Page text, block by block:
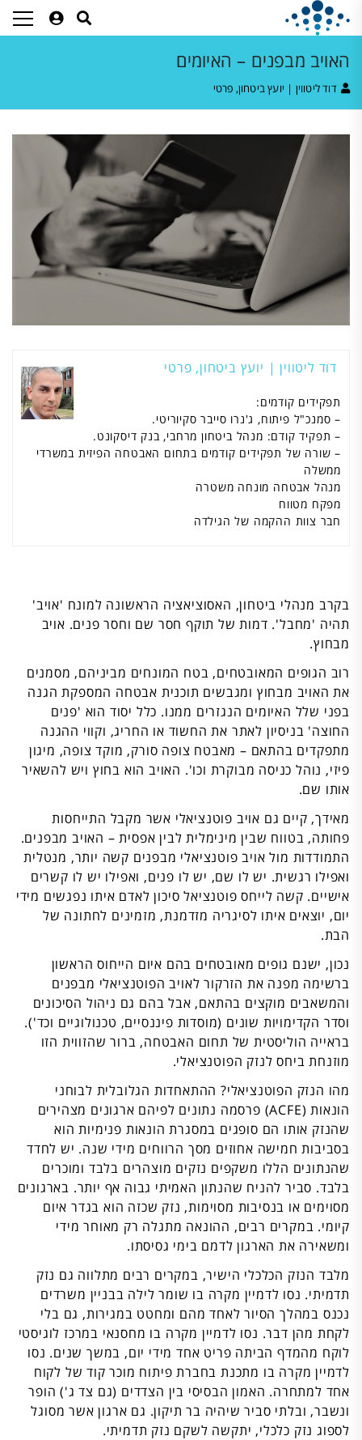
האויב מבפנים – האיומים
דוד ליטווין | יועץ ביטחון, פרטי
דוד ליטווין | יועץ ביטחון, פרטי
תפקידים קודמים:
– סמנכ"ל פיתוח, ג'נרו סייבר סקיוריטי.
– תפקיד קודם: מנהל ביטחון מרחבי, בנק דיסקונט.
– שורה של תפקידים קודמים בתחום האבטחה הפיזית במשרדי
ממשלה
מנהל אבטחה מונחה משטרה
מפקח מטווח
חבר צוות ההקמה של הגילדה
בקרב מנהלי ביטחון, האסוציאציה הראשונה למונח 'אויב'
תהיה 'מחבל'. דמות של תוקף חסר שם וחסר פנים. אויב
מבחוץ.
רוב הגופים המאובטחים, בטח המונחים מביניהם, מסמנים
את האויב מבחוץ ומגבשים תוכנית אבטחה המספקת הגנה
בפני שלל האיומים הנגזרים ממנו. כלל יסוד הוא 'פנים
החוצה' בניסיון לאתר את החשוד או החריג, וקווי ההגנה
מתפקדים בהתאם – מאבטח צופה סורק, מוקד צופה, מיגון
פיזי, נוהל כניסה מבוקרת וכו'. האויב הוא בחוץ ויש להשאיר
אותו שם.
מאידך, קיים גם אויב פוטנציאלי אשר מקבל התייחסות
פחותה, בטווח שבין מינימלית לבין אפסית – האויב מבפנים.
התמודדות מול אויב פוטנציאלי מבפנים קשה יותר, מנטלית
ואפילו רגשית. יש לו שם, יש לו פנים, ואפילו יש לו קשרים
אישיים. קשה לייחס פוטנציאל סיכון לאדם איתו נפגשים מידי
יום, יוצאים איתו לסיגריה מזדמנת, מזמינים לחתונה של
הבת.
נכון, ישנם גופים מאובטחים בהם איום הייחוס הראשון
ברשימה מפנה את הזרקור לאויב הפוטנציאלי מבפנים
והמשאבים מוקצים בהתאם, אבל בהם גם ניהול הסיכונים
וסדר הקדימויות שונים (מוסדות פיננסיים, טכנולוגיים וכד').
בראייה הוליסטית של תחום האבטחה, ברור שהזווית הזו
מוזנחת ביחס לנזק הפוטנציאלי.
מהו הנזק הפוטנציאלי? ההתאחדות הגלובלית לבוחני
הונאות (ACFE) פרסמה נתונים לפיהם ארגונים מצהירים
שהנזק אותו הם סופגים במסגרת הונאות פנימיות הוא
בסביבות חמישה אחוזים מסך הרווחים מידי שנה. יש לחדד
שהנתונים הללו משקפים נזקים מוצהרים בלבד ומוכרים
בלבד. סביר להניח שהנתון האמיתי גבוה אף יותר. בארגונים
מסוימים או בנסיבות מסוימות, נזק שכזה הוא בגדר איום
קיומי. במקרים רבים, ההונאה מתגלה רק מאוחר מידי
ומשאירה את הארגון לדמם בימי גסיסתו.
מלבד הנזק הכלכלי הישיר, במקרים רבים מתלווה גם נזק
תדמיתי. נסו לדמיין מקרה בו שומר לילה בבניין משרדים
נכנס במהלך הסיור לאחד מהם ומחטט במגירות, גם בלי
לקחת מהן דבר. נסו לדמיין מקרה בו מחסנאי במרכז לוגיסטי
לוקח מהמדף הביתה פריט אחד מידי יום, במשך שנים. נסו
לדמיין מקרה בו מתכנת בחברת פיתוח מוכר קוד של לקוח
אחד למתחרה. האמון הבסיסי בין הצדדים (גם צד ג') הופר
ונשבר, ובלתי סביר שיהיה בר תיקון. גם ארגון אשר מסוגל
לספוג נזק כלכלי, יתקשה לשקם נזק תדמיתי.